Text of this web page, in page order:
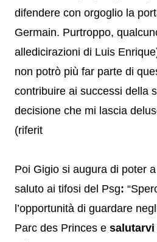
difendere con orgoglio la
Germain. Purtroppo,
alledicirazioni di Luis
non potrò più far parte di
contribuire ai successi della
decisione che mi lascia
(riferit
Poi Gigio si augura di poter
saluto ai tifosi del Psg:
l’opportunità di guardare
Parc des Princes e salutarvi